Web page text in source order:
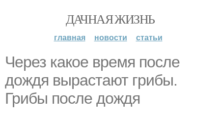
ДАЧНАЯ ЖИЗНЬ
главная новости статьи
Через какое время после
дождя вырастают грибы.
Грибы после дождя